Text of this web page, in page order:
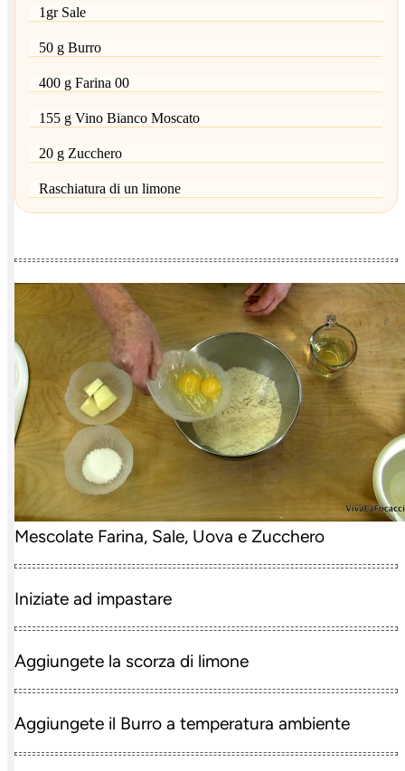
1gr Sale
50 g Burro
400 g Farina 00
155 g Vino Bianco Moscato
20 g Zucchero
Raschiatura di un limone
Mescolate Farina, Sale, Uova e Zucchero
Iniziate ad impastare
Aggiungete la scorza di limone
Aggiungete il Burro a temperatura ambiente